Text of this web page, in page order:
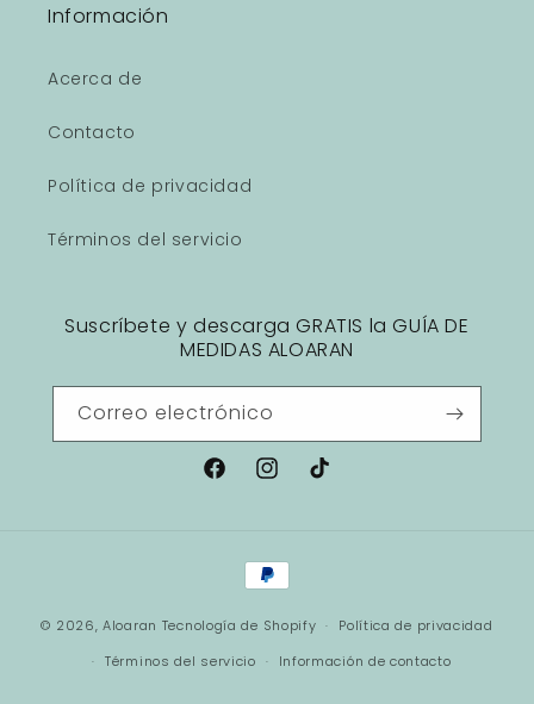
Información
Acerca de
Contacto
Política de privacidad
Términos del servicio
Suscríbete y descarga GRATIS la GUÍA DE
MEDIDAS ALOARAN
Correo electrónico
FacebookInstagram
TikTok
Formas
de
pago
© 2026,Aloaran Tecnología de Shopify
Política de privacidad
Términos del servicio
Información de contacto